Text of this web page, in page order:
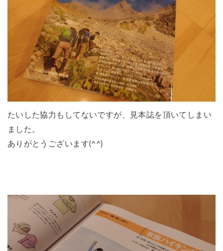
たいした協力もしてないですが、見本誌を頂いてしまい
ました。
ありがとうございます(^^)